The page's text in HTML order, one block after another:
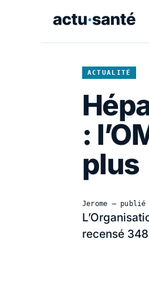
ACTUALITÉ
:
plus
Jerome —
recensé